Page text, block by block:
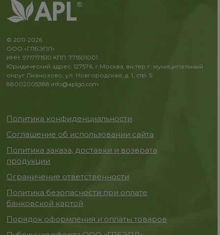
© 2011-2026
ООО «ГЛБЭПЛ»
ИНН: 9717171510 КПП: 771501001
Юридический адрес: 127576, г.Москва, вн.тер.г. муниципальный
округ Лианозово, ул. Новгородская, д. 1, стр. 5
88002005388 info@aplgo.com
Политика конфиденциальности
Соглашение об использовании сайта
Политика заказа, доставки и возврата
продукции
Ограничение ответственности
Политика безопасности при оплате
банковской картой
Порядок оформления и оплаты товаров